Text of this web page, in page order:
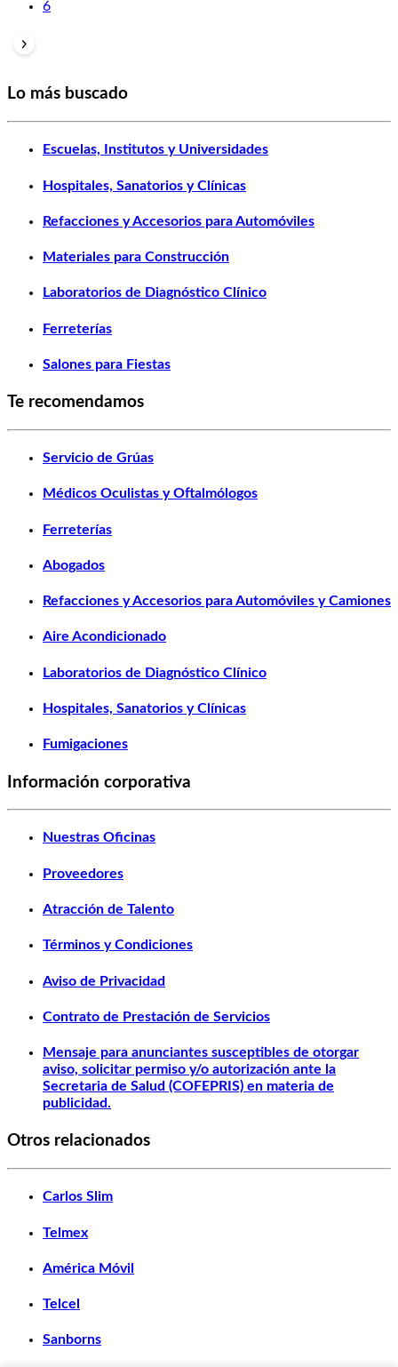
6
Lo más buscado
Escuelas, Institutos y Universidades
Hospitales, Sanatorios y Clínicas
Refacciones y Accesorios para Automóviles
Materiales para Construcción
Laboratorios de Diagnóstico Clínico
Ferreterías
Salones para Fiestas
Te recomendamos
Servicio de Grúas
Médicos Oculistas y Oftalmólogos
Ferreterías
Abogados
Refacciones y Accesorios para Automóviles y Camiones
Aire Acondicionado
Laboratorios de Diagnóstico Clínico
Hospitales, Sanatorios y Clínicas
Fumigaciones
Información corporativa
Nuestras Oficinas
Proveedores
Atracción de Talento
Términos y Condiciones
Aviso de Privacidad
Contrato de Prestación de Servicios
Mensaje para anunciantes susceptibles de otorgar
aviso, solicitar permiso y/o autorización ante la
Secretaria de Salud (COFEPRIS) en materia de
publicidad.
Otros relacionados
Carlos Slim
Telmex
América Móvil
Telcel
Sanborns